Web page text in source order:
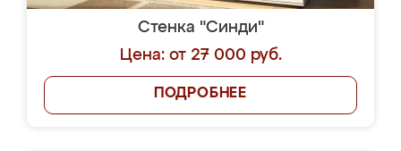
Стенка "Синди"
Цена: от 27 000 руб.
ПОДРОБНЕЕ